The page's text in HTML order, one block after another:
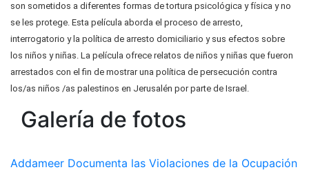
son sometidos a diferentes formas de tortura psicológica y física y no
se les protege. Esta película aborda el proceso de arresto,
interrogatorio y la política de arresto domiciliario y sus efectos sobre
los niños y niñas. La película ofrece relatos de niños y niñas que fueron
arrestados con el fin de mostrar una política de persecución contra
los/as niños /as palestinos en Jerusalén por parte de Israel.
Galería de fotos
Addameer Documenta las Violaciones de la Ocupación